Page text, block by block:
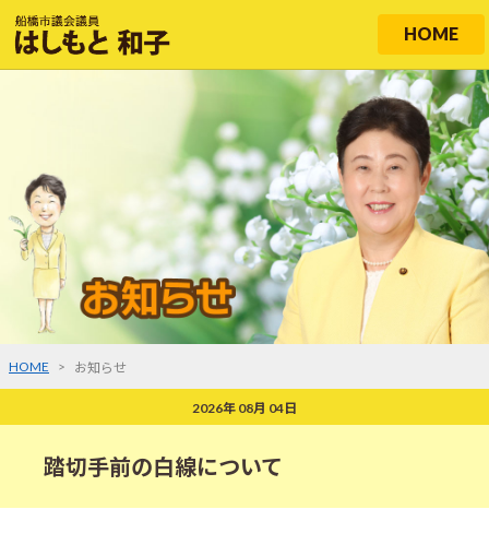
HOME
HOME > お知らせ
2026年 08月 04日
踏切手前の白線について